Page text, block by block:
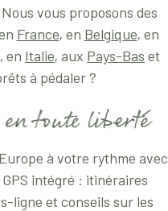
vous proposons des
France, en Belgique, en
, en Italie, aux Pays-Bas et
à pédaler ?
à votre rythme avec
intégré : itinéraires
ligne et conseils sur les